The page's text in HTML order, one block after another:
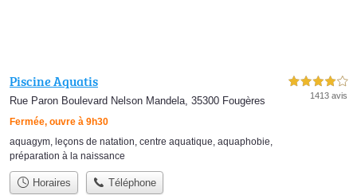
Piscine Aquatis
Rue Paron Boulevard Nelson Mandela, 35300 Fougères
Fermée, ouvre à 9h30
4,0 étoiles sur 5
1413 avis
aquagym, leçons de natation, centre aquatique, aquaphobie,
préparation à la naissance
Horaires Téléphone